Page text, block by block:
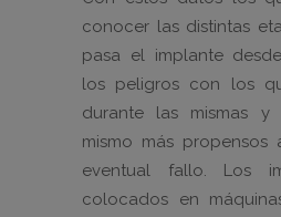
conocer las distintas
pasa el implante
los peligros con los
durante las mismas
mismo más
eventual fallo. Los
colocados en